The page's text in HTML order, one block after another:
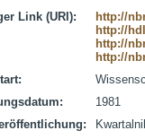
Link (URI):
http://
http://
http://
http://
1981